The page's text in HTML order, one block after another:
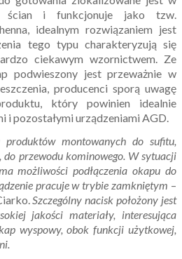
ścian i funkcjonuje jako tzw.
idealnym rozwiązaniem jest
tego typu charakteryzują się
ciekawym wzornictwem. Ze
podwieszony jest przeważnie w
producenci sporą uwagę
który powinien idealnie
i pozostałymi urządzeniami AGD.
montowanych do sufitu,
do przewodu kominowego. W sytuacji
możliwości podłączenia okapu do
pracuje w trybie zamkniętym –
Szczególny nacisk położony jest
jakości materiały, interesująca
wyspowy, obok funkcji użytkowej,